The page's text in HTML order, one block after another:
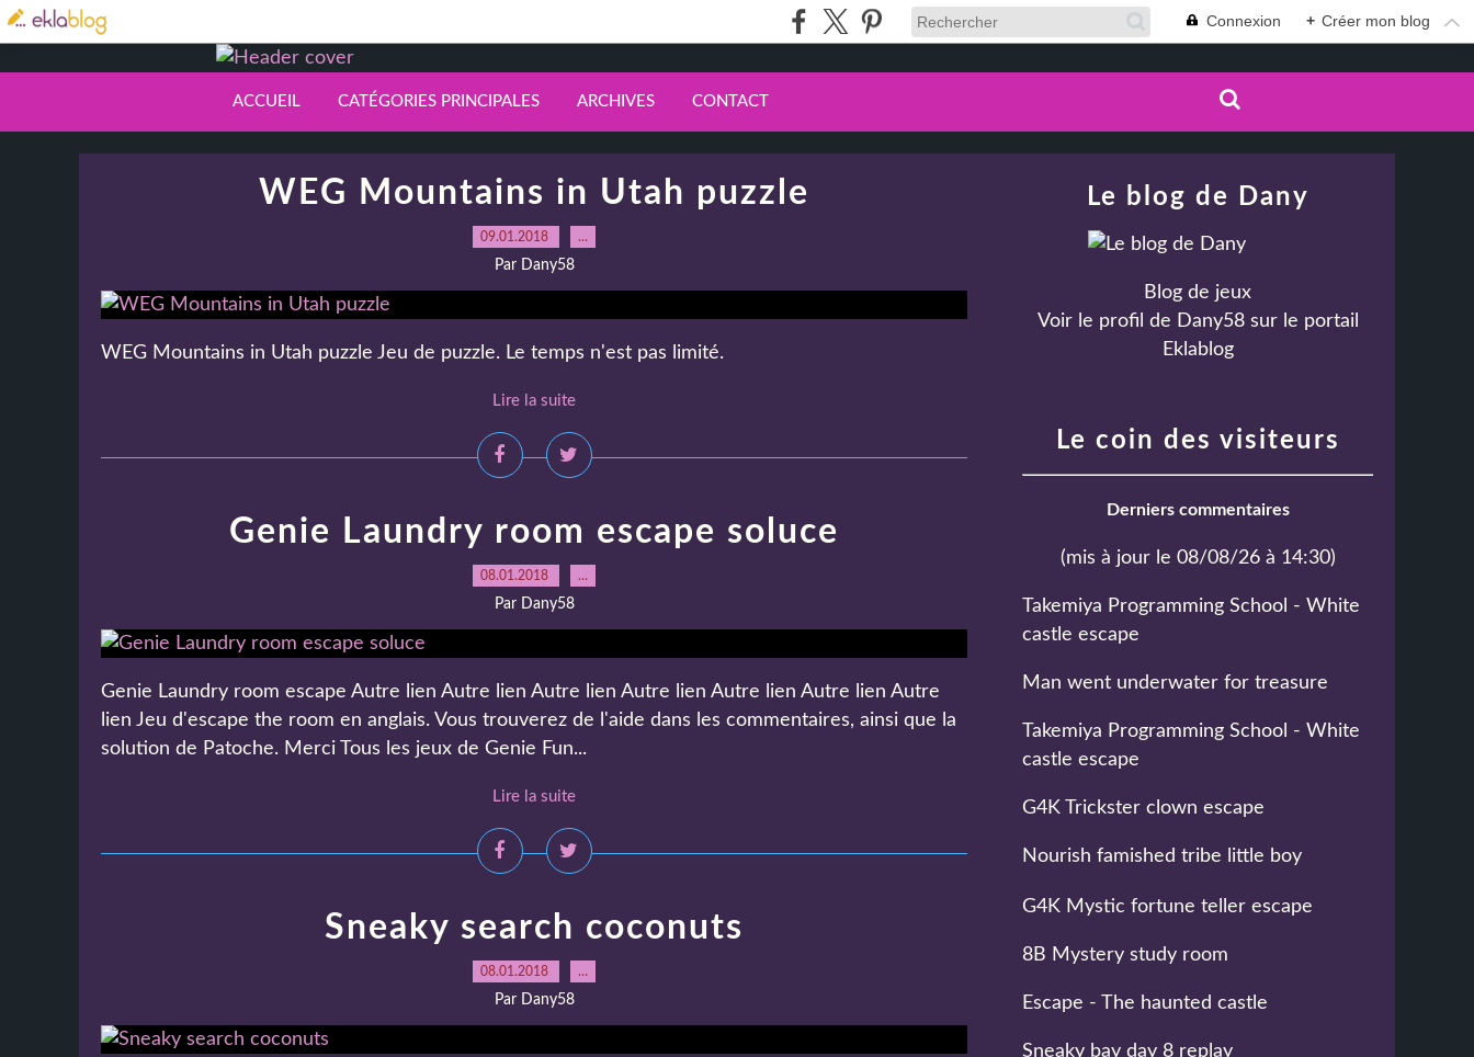
Connexion + Créer mon blog
ACCUEIL CATÉGORIES PRINCIPALES ARCHIVES CONTACT
WEG Mountains in Utah puzzle
09.01.2018 …
Par Dany58
WEG Mountains in Utah puzzle Jeu de puzzle. Le temps n'est pas limité.
Lire la suite
Genie Laundry room escape soluce
08.01.2018 …
Par Dany58
Genie Laundry room escape Autre lien Autre lien Autre lien Autre lien Autre lien Autre lien Autre
lien Jeu d'escape the room en anglais. Vous trouverez de l'aide dans les commentaires, ainsi que la
solution de Patoche. Merci Tous les jeux de Genie Fun...
Lire la suite
Sneaky search coconuts
08.01.2018 …
Par Dany58
Le blog de Dany
Blog de jeux
Voir le profil de Dany58sur le portail
Eklablog
Le coin des visiteurs
Derniers commentaires
(mis à jour le 08/08/26 à 14:30)
Takemiya Programming School - White
castle escape
Man went underwater for treasure
Takemiya Programming School - White
castle escape
G4K Trickster clown escape
Nourish famished tribe little boy
G4K Mystic fortune teller escape
8B Mystery study room
Escape - The haunted castle
Sneaky bay day 8 replay